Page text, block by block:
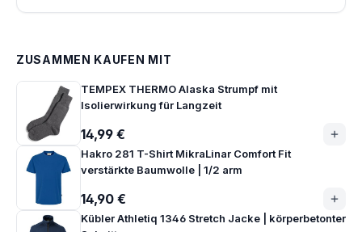
ZUSAMMEN KAUFEN MIT
TEMPEX THERMO Alaska Strumpf mit
Isolierwirkung für Langzeit
14,99 €
Hakro 281 T-Shirt MikraLinar Comfort Fit
verstärkte Baumwolle | 1/2 arm
14,90 €
Kübler Athletiq 1346 Stretch Jacke | körperbetonter